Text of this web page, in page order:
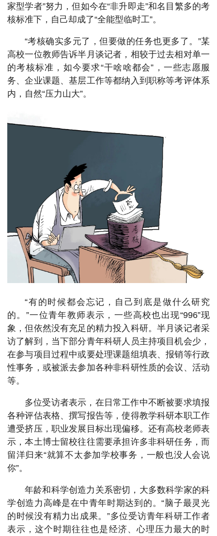
家型学者”努力，但如今在“非升即走”和名目繁多的考
核标准下，自己却成了“全能型临时工”。
“考核确实多元了，但要做的任务也更多了。”某
高校一位教师告诉半月谈记者，相较于过去相对单一
的考核标准，如今要求“干啥啥都会”，一些志愿服
务、企业课题、基层工作等都纳入到职称等考评体系
内，自然“压力山大”。
“有的时候都会忘记，自己到底是做什么研究
的。”一位青年教师表示，一些高校也出现“996”现
象，但依然没有充足的精力投入科研。半月谈记者采
访了解到，当下部分青年科研人员主持项目机会少，
在参与项目过程中或要处理课题组填表、报销等行政
性事务，或被派去参加各种非科研性质的会议、活动
等。
多位受访者表示，在日常工作中不断被要求填报
各种评估表格、撰写报告等，使得教学科研本职工作
遭受挤压，职业发展目标出现偏移。还有高校老师表
示，本土博士留校往往需要承担许多非科研任务，而
留洋归来“就算不太参加学校事务，一般也没人会说
你”。
年龄和科学创造力关系密切，大多数科学家的科
学创造力高峰是在中青年时期达到的。“脑子最灵光
的时候没有精力出成果。”多位受访青年科研工作者
表示，这个时期往往也是经济、心理压力最大的时